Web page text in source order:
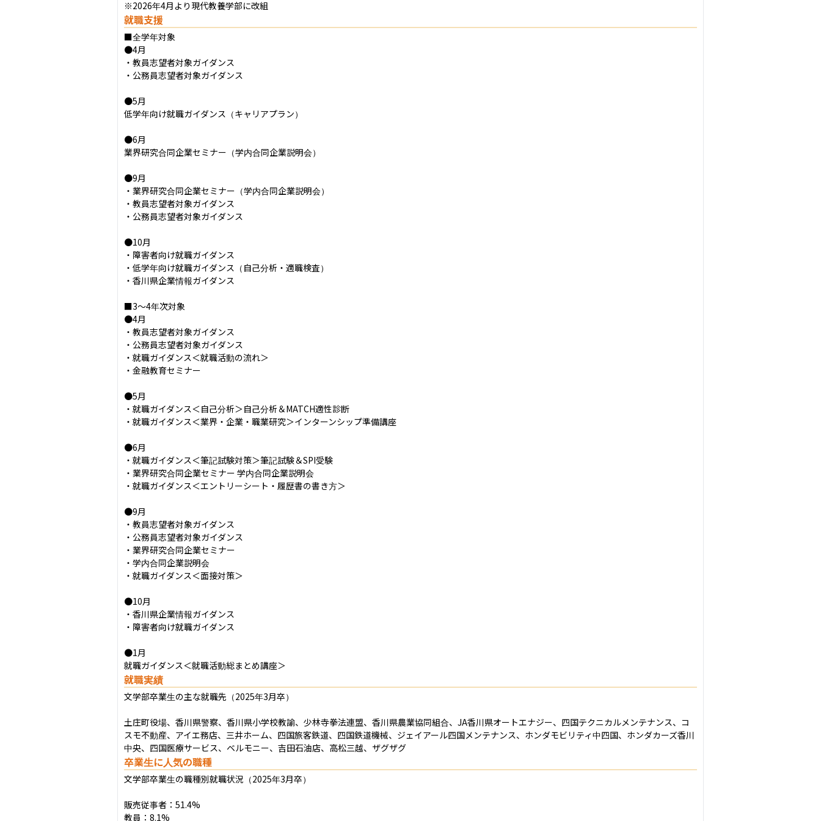
※2026年4月より現代教養学部に改組
就職支援
■全学年対象
●4月
・教員志望者対象ガイダンス
・公務員志望者対象ガイダンス
●5月
低学年向け就職ガイダンス（キャリアプラン）
●6月
業界研究合同企業セミナー（学内合同企業説明会）
●9月
・業界研究合同企業セミナー（学内合同企業説明会）
・教員志望者対象ガイダンス
・公務員志望者対象ガイダンス
●10月
・障害者向け就職ガイダンス
・低学年向け就職ガイダンス（自己分析・適職検査）
・香川県企業情報ガイダンス
■3〜4年次対象
●4月
・教員志望者対象ガイダンス
・公務員志望者対象ガイダンス
・就職ガイダンス＜就職活動の流れ＞
・金融教育セミナー
●5月
・就職ガイダンス＜自己分析＞自己分析＆MATCH適性診断
・就職ガイダンス＜業界・企業・職業研究＞インターンシップ準備講座
●6月
・就職ガイダンス＜筆記試験対策＞筆記試験＆SPI受験
・業界研究合同企業セミナー 学内合同企業説明会
・就職ガイダンス＜エントリーシート・履歴書の書き方＞
●9月
・教員志望者対象ガイダンス
・公務員志望者対象ガイダンス
・業界研究合同企業セミナー
・学内合同企業説明会
・就職ガイダンス＜面接対策＞
●10月
・香川県企業情報ガイダンス
・障害者向け就職ガイダンス
●1月
就職ガイダンス＜就職活動総まとめ講座＞
就職実績
文学部卒業生の主な就職先（2025年3月卒）
土庄町役場、香川県警察、香川県小学校教諭、少林寺拳法連盟、香川県農業協同組合、JA香川県オートエナジー、四国テクニカルメンテナンス、コ
スモ不動産、アイエ務店、三井ホーム、四国旅客鉄道、四国鉄道機械、ジェイアール四国メンテナンス、ホンダモビリティ中四国、ホンダカーズ香川
中央、四国医療サービス、ベルモニー、吉田石油店、高松三越、ザグザグ
卒業生に人気の職種
文学部卒業生の職種別就職状況（2025年3月卒）
販売従事者：51.4%
教員：8.1%